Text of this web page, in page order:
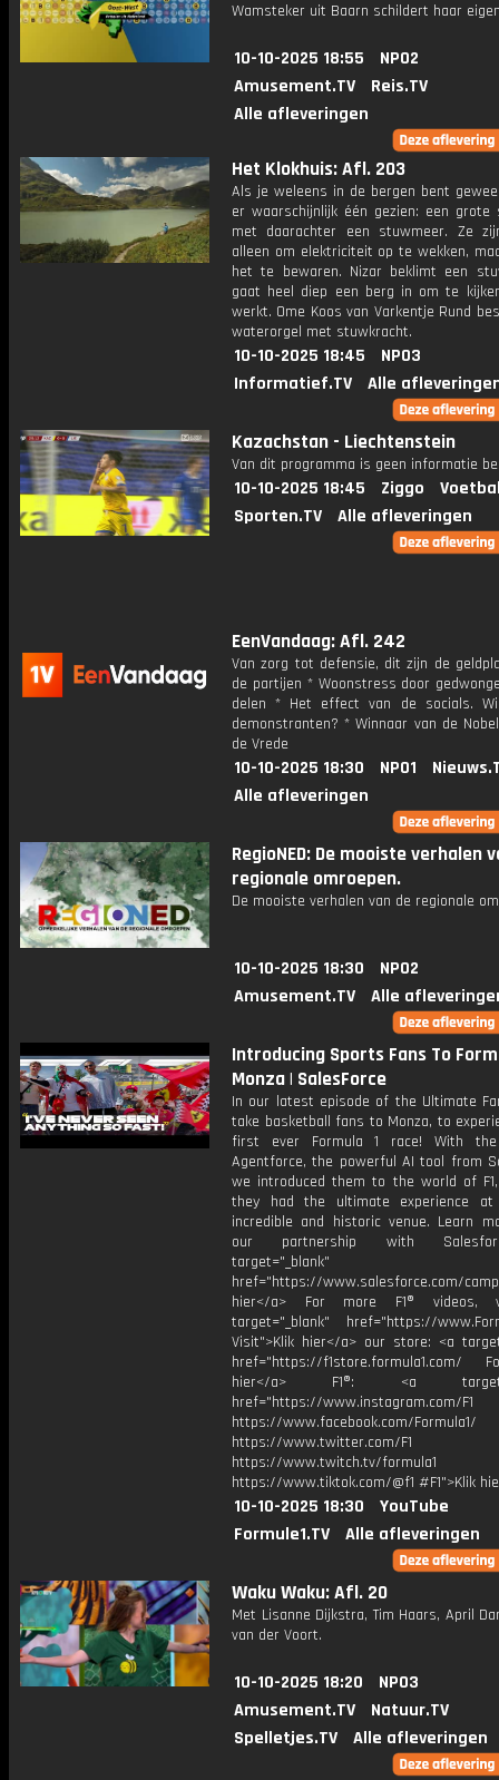
Wamsteker uit Baarn schildert haar
10-10-2025 18:55
NPO2
Amusement.TV
Reis.TV
Alle afleveringen
Het Klokhuis: Afl. 203
Als je weleens in de bergen bent
er waarschijnlijk één gezien: een grote
met daarachter een stuwmeer. Ze
alleen om elektriciteit op te wekken,
het te bewaren. Nizar beklimt een
gaat heel diep een berg in om te
werkt. Ome Koos van Varkentje Rund
waterorgel met stuwkracht.
10-10-2025 18:45
NPO3
Informatief.TV
Alle
Kazachstan - Liechtenstein
Van dit programma is geen informatie
10-10-2025 18:45 Ziggo
Sporten.TV
Alle afleveringen
EenVandaag: Afl. 242
Van zorg tot defensie, dit zijn de
de partijen * Woonstress door
delen * Het effect van de socials.
demonstranten? * Winnaar van de
de Vrede
10-10-2025 18:30 NPO1
Alle afleveringen
RegioNED: De mooiste verhalen
regionale omroepen.
De mooiste verhalen van de regionale
10-10-2025 18:30
NPO2
Amusement.TV
Alle
Introducing Sports Fans To
Monza | SalesForce
In our latest episode of the Ultimate
take basketball fans to Monza, to
first ever Formula 1 race! With
Agentforce, the powerful AI tool from
we introduced them to the world of
they had the ultimate experience
incredible and historic venue. Learn
our partnership with
target="_blank"
href="https://www.salesforce.com/
hier</a> For more F1® videos,
target="_blank" href="https://
Visit">Klik hier</a> our store: <a
href="https://f1store.formula1.com/
hier</a> F1®: <a
href="https://www.instagram.com/F1
https://www.facebook.com/Formula1/
https://www.twitter.com/F1
https://www.twitch.tv/formula1
https://www.tiktok.com/@f1 #F1">Klik
10-10-2025 18:30
YouTube
Formule1.TV
Alle afleveringen
Waku Waku: Afl. 20
Met Lisanne Dijkstra, Tim Haars, April
van der Voort.
10-10-2025 18:20
NPO3
Amusement.TV
Natuur.TV
Spelletjes.TV
Alle afleveringen